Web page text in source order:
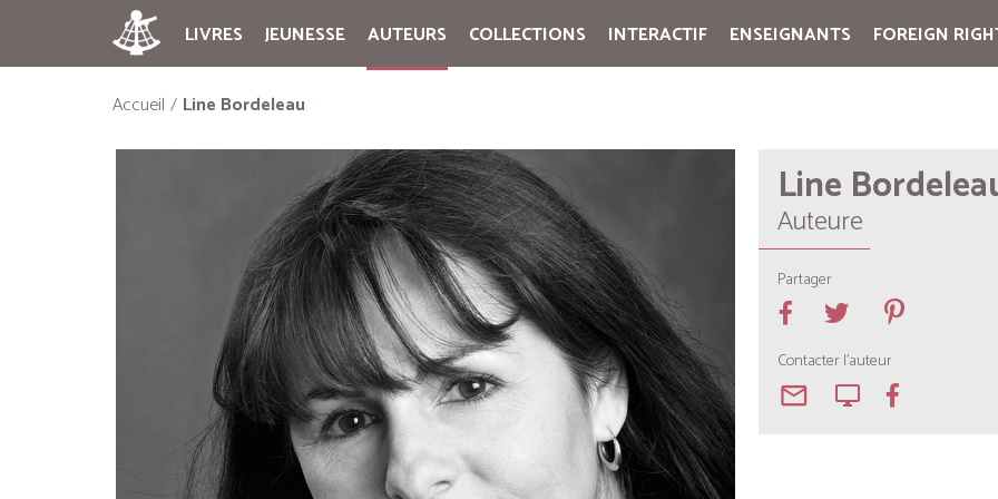
LIVRES JEUNESSE AUTEURS COLLECTIONS INTERACTIF ENSEIGNANTS FOREIGN
Accueil Line Bordeleau
Line
Auteure
Partager
Contacter l'auteur
mail_outline desktop_windows